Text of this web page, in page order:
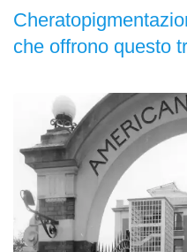
che offrono questo